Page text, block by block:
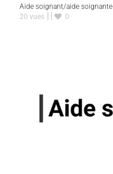
Aide soignant/aide soignante
20 vues
0